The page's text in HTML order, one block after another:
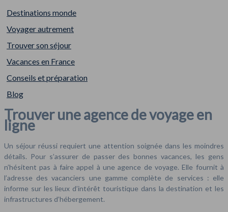
Destinations monde
Voyager autrement
Trouver son séjour
Vacances en France
Conseils et préparation
Blog
Trouver une agence de voyage en
ligne
Un séjour réussi requiert une attention soignée dans les moindres
détails. Pour s’assurer de passer des bonnes vacances, les gens
n’hésitent pas à faire appel à une agence de voyage. Elle fournit à
l’adresse des vacanciers une gamme complète de services : elle
informe sur les lieux d’intérêt touristique dans la destination et les
infrastructures d’hébergement.